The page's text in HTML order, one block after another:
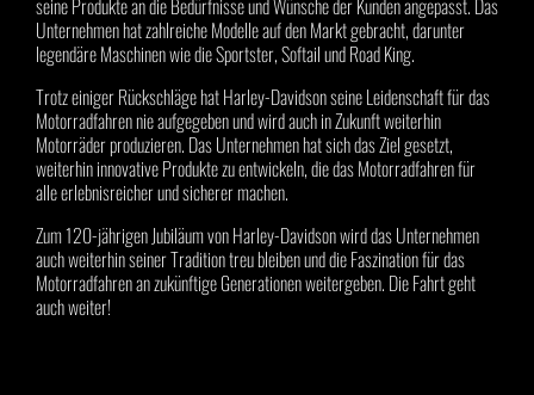
Unternehmen hat zahlreiche Modelle auf den Markt gebracht, darunter
legendäre Maschinen wie die Sportster, Softail und Road King.
Trotz einiger Rückschläge hat Harley-Davidson seine Leidenschaft für das
Motorradfahren nie aufgegeben und wird auch in Zukunft weiterhin
Motorräder produzieren. Das Unternehmen hat sich das Ziel gesetzt,
weiterhin innovative Produkte zu entwickeln, die das Motorradfahren für
alle erlebnisreicher und sicherer machen.
Zum 120-jährigen Jubiläum von Harley-Davidson wird das Unternehmen
auch weiterhin seiner Tradition treu bleiben und die Faszination für das
Motorradfahren an zukünftige Generationen weitergeben. Die Fahrt geht
auch weiter!